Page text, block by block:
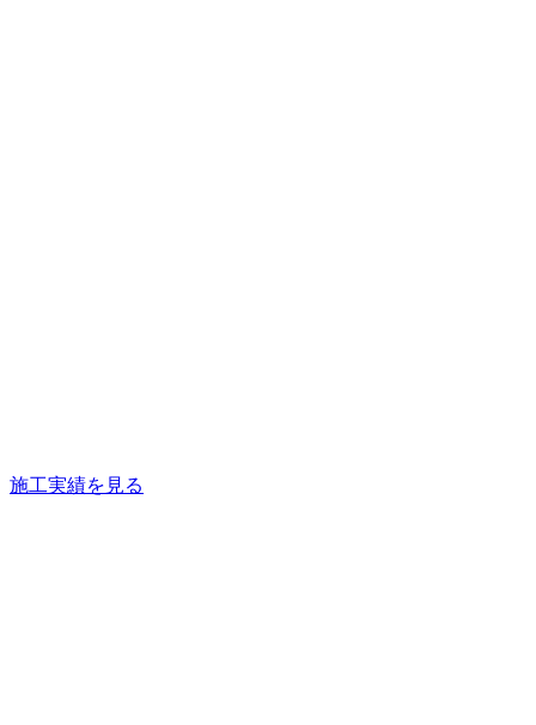
施工実績を見る